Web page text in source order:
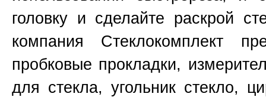
головку и сделайте раскрой
компания Стеклокомплект
пробковые прокладки,
для стекла, угольник стекло,